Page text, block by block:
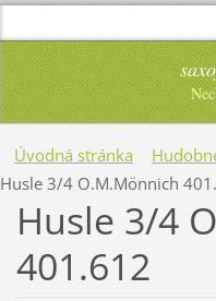
Úvodná stránka
Husle 3/4 O.M.Mönnich
Husle 3/4
401.612